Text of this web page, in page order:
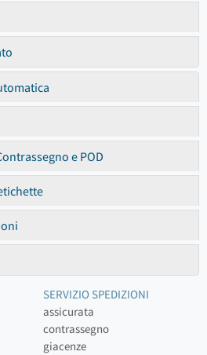
e POD
SERVIZIO SPEDIZIONI
assicurata
contrassegno
giacenze